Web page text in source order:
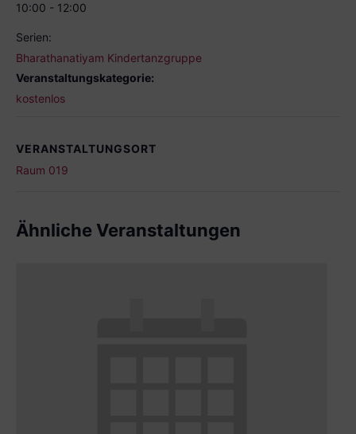
10:00 - 12:00
Serien:
Bharathanatiyam Kindertanzgruppe
Veranstaltungskategorie:
kostenlos
VERANSTALTUNGSORT
Raum 019
Ähnliche Veranstaltungen